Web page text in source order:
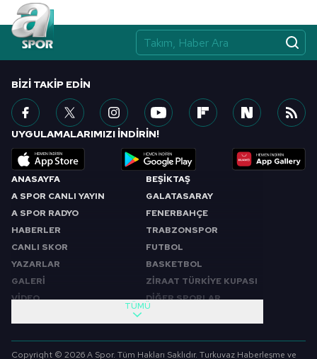
ANASAYFA
A SPOR CANLI YAYIN
A SPOR RADYO
HABERLER
CANLI SKOR
YAZARLAR
GALERİ
VİDEO
BEŞİKTAŞ
GALATASARAY
FENERBAHÇE
TRABZONSPOR
FUTBOL
BASKETBOL
ZİRAAT TÜRKİYE KUPASI
DİĞER SPORLAR
SABAH SPORU
FUTBOL
TÜMÜ
BIZI TAKIP EDIN
UYGULAMALARIMIZI İNDİRİN!
Copyright © 2026 A Spor. Tüm Hakları Saklıdır. Turkuvaz Haberleşme ve